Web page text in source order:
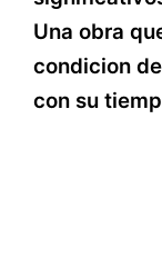
Una obra
condicion
con su